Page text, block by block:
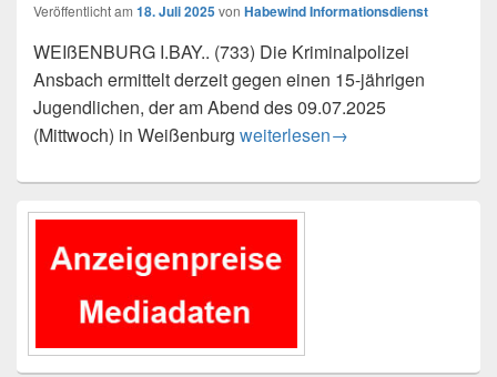
Veröffentlicht am 18. Juli 2025von Habewind Informationsdienst
WEIßENBURG I.BAY.. (733) Die Kriminalpolizei
Ansbach ermittelt derzeit gegen einen 15-jährigen
Jugendlichen, der am Abend des 09.07.2025
(Mittwoch) in Weißenburg Sexualdelikt in Weißenburg –
weiterlesen→
Primärer
Widgetbereich